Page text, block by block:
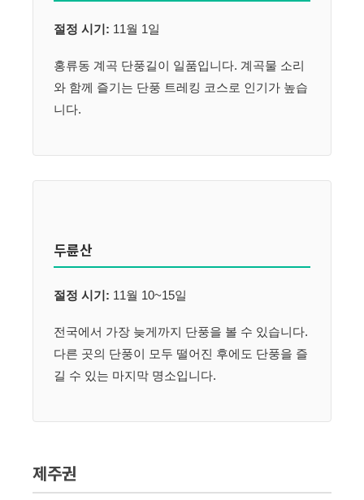
절정 시기: 11월 1일
홍류동 계곡 단풍길이 일품입니다. 계곡물 소리
와 함께 즐기는 단풍 트레킹 코스로 인기가 높습
니다.
두륜산
절정 시기: 11월 10~15일
전국에서 가장 늦게까지 단풍을 볼 수 있습니다.
다른 곳의 단풍이 모두 떨어진 후에도 단풍을 즐
길 수 있는 마지막 명소입니다.
제주권